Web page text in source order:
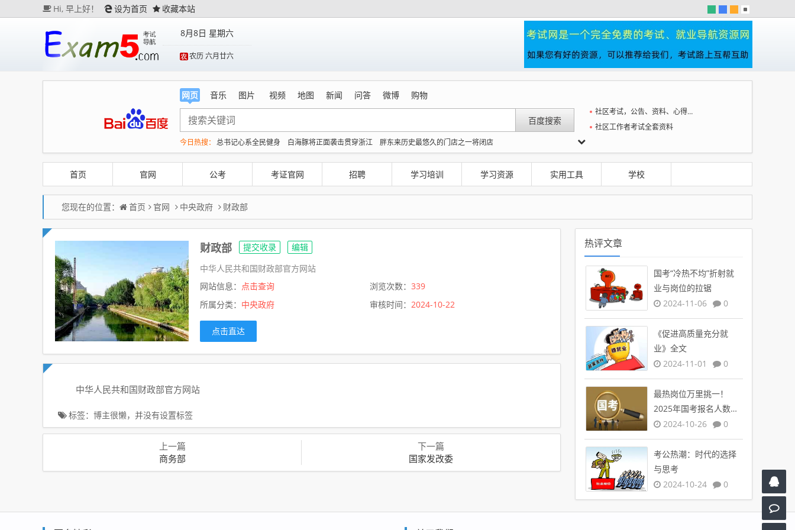
Hi, 早上好！ 设为首页 收藏本站
8月8日 星期六
农历 六月廿六
网页 音乐 图片 视频 地图 新闻 问答 微博 购物
今日热搜： 总书记心系全民健身 白海豚将正面袭击贯穿浙江
胖东来历史最悠久的门店之一将闭店
今年第二强台风将带来多大影响
多个明星演唱会取消 韩国足协为性贿赂丑闻致歉
美国AI开始攻击真人了
搬家报价570元 要5060元才肯上楼
名创优品一次性内裤 颜面尽失 公务员医生休假了 窗口谁来值班
社区考试，公告、资料、心得一站全
社区工作者考试全套资料
首页 官网 公考 考证官网 招聘 学习培训 学习资源 实用工具 学校
您现在的位置： 首页 官网 中央政府 财政部
财政部 提交收录
编辑
中华人民共和国财政部官方网站
网站信息： 点击查询 浏览次数： 339
所属分类： 中央政府 审核时间： 2024-10-22
点击直达
中华人民共和国财政部官方网站
标签：博主很懒，并没有设置标签
上一篇
商务部
下一篇
国家发改委
热评文章
国考“冷热不均”折射就
业与岗位的拉锯
2024-11-06
0
《促进高质量充分就
业》全文
2024-11-01
0
最热岗位万里挑一！
2025年国考报名人数创
新高2024-10-26 0
考公热潮：时代的选择
与思考
2024-10-24
0